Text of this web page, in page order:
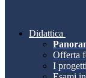
Didattica
Offerta
I